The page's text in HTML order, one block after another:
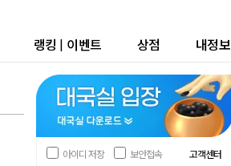
랭킹 | 이벤트 상점 내정보
아이디 저장 보안접속 고객센터